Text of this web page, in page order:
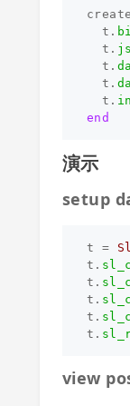
t .
t .
t .
t .
t .
end
演示
setup
t =
t .
t .
t .
t .
t .
view